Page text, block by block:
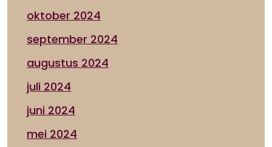
oktober 2024
september 2024
augustus 2024
juli 2024
juni 2024
mei 2024